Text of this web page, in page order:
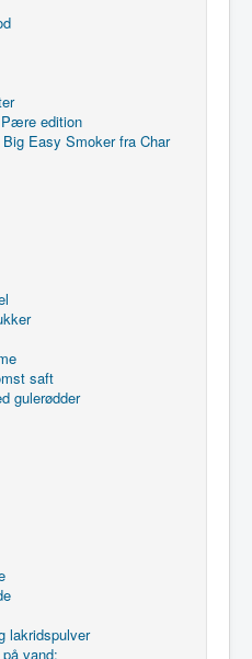
edition
Easy Smoker fra Char
saft
gulerødder
lakridspulver
vand: